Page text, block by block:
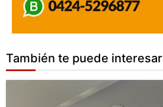
También te puede interesar